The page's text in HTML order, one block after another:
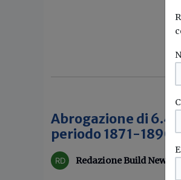
Abrogazione di
periodo 1871-
Redazione Build News